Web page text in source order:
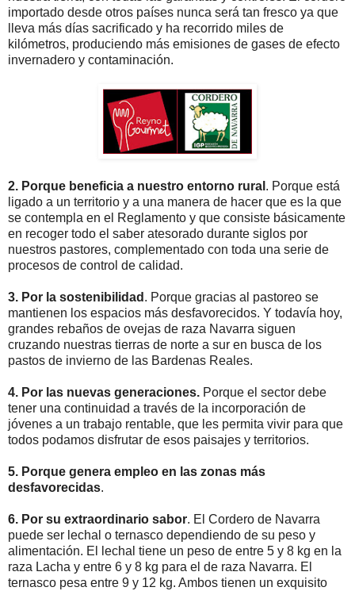
importado desde otros países nunca será tan fresco ya que
lleva más días sacrificado y ha recorrido miles de
kilómetros, produciendo más emisiones de gases de efecto
invernadero y contaminación.
2. Porque beneficia a nuestro entorno rural . Porque está
ligado a un territorio y a una manera de hacer que es la que
se contempla en el Reglamento y que consiste básicamente
en recoger todo el saber atesorado durante siglos por
nuestros pastores, complementado con toda una serie de
procesos de control de calidad.
3. Por la sostenibilidad . Porque gracias al pastoreo se
mantienen los espacios más desfavorecidos. Y todavía hoy,
grandes rebaños de ovejas de raza Navarra siguen
cruzando nuestras tierras de norte a sur en busca de los
pastos de invierno de las Bardenas Reales.
4. Por las nuevas generaciones. Porque el sector debe
tener una continuidad a través de la incorporación de
jóvenes a un trabajo rentable, que les permita vivir para que
todos podamos disfrutar de esos paisajes y territorios.
5. Porque genera empleo en las zonas más
desfavorecidas.
6. Por su extraordinario sabor. El Cordero de Navarra
puede ser lechal o ternasco dependiendo de su peso y
alimentación. El lechal tiene un peso de entre 5 y 8 kg en la
raza Lacha y entre 6 y 8 kg para el de raza Navarra. El
ternasco pesa entre 9 y 12 kg. Ambos tienen un exquisito